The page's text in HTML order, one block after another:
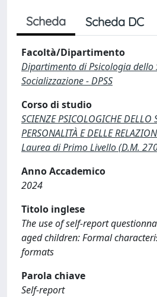
Scheda Scheda DC
Facoltà/Dipartimento
Dipartimento di Psicologia dello
Socializzazione - DPSS
Corso di studio
SCIENZE PSICOLOGICHE DELLO
PERSONALITÀ E DELLE
Laurea di Primo Livello (D.M.
Anno Accademico
2024
Titolo inglese
The use of self-report
aged children: Formal
formats
Parola chiave
Self-report